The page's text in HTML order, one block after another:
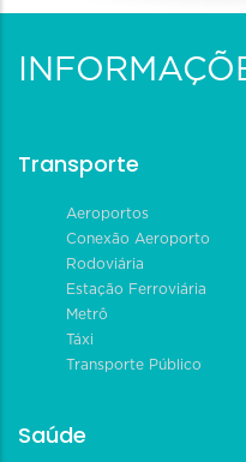
Transporte
Aeroportos
Conexão Aeroporto
Rodoviária
Estação Ferroviária
Metrô
Táxi
Transporte Público
Saúde